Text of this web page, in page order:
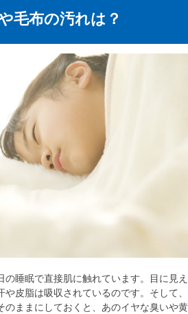
毛布の汚れは？
の睡眠で直接肌に触れています。目に見え
皮脂は吸収されているのです。そして、
のままにしておくと、あのイヤな臭いや黄